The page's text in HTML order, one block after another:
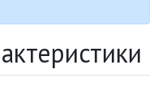
СИСТЕМЫ
ДЛЯ КАБЕЛЬ-
КАНАЛА